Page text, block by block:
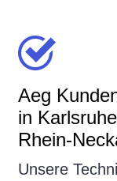
Aeg
in
Rhein-
Unsere